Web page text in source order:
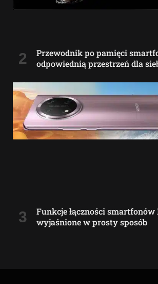
Przewodnik po pamięci
odpowiednią przestrzeń dla
Funkcje łączności smartfonów
wyjaśnione w prosty sposób